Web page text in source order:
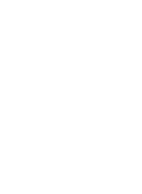
קלחי תירס
לחם מחבת שהוא שילוב של